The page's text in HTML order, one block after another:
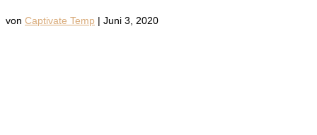
von Captivate Temp | Juni 3, 2020